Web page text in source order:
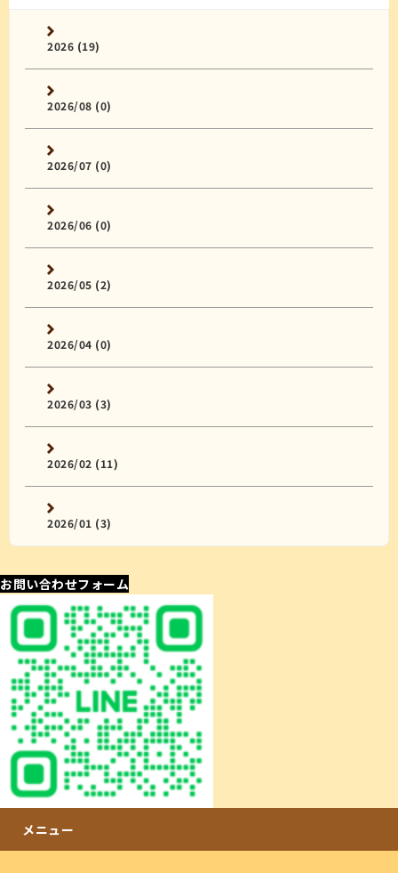
2026 (19)
2026/08 (0)
2026/07 (0)
2026/06 (0)
2026/05 (2)
2026/04 (0)
2026/03 (3)
2026/02 (11)
2026/01 (3)
お問い合わせフォーム